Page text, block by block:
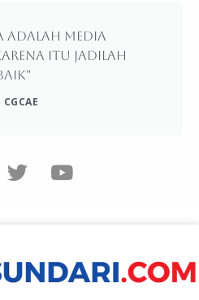
adalah media
itu jadilah